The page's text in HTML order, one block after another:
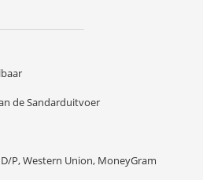
de Sandarduitvoer
D/P, Western Union, MoneyGram